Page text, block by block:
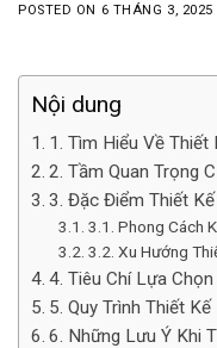
POSTED ON 6 THÁNG 3, 2025
Nội dung
1. Tìm Hiểu Về Thiết
2. Tầm Quan Trọng
3. Đặc Điểm Thiết
3.1. Phong Cách
3.2. Xu Hướng
4. Tiêu Chí Lựa
5. Quy Trình Thiết
6. Những Lưu Ý Khi